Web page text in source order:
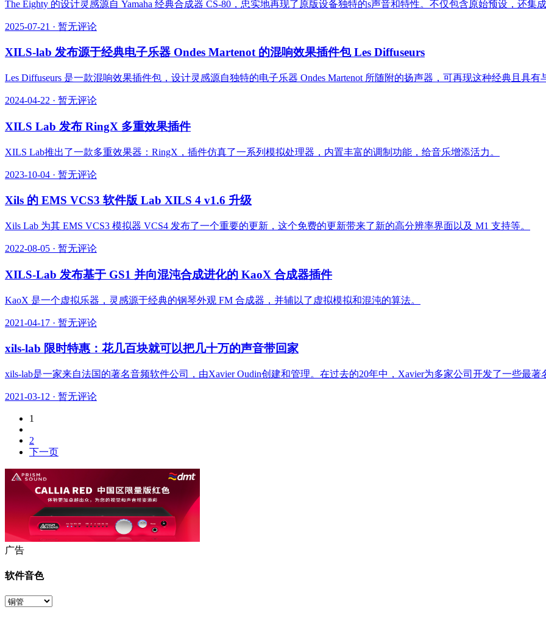
The Eighty 的设计灵感源自 Yamaha 经典合成器 CS-80，忠实地再现了原版设备独特的s声音和特性。不仅包含原始预设，还集
2025-07-21 · 暂无评论
XILS-lab 发布源于经典电子乐器 Ondes Martenot 的混响效果插件包 Les Diffuseurs
Les Diffuseurs 是一款混响效果插件包，设计灵感源自独特的电子乐器 Ondes Martenot 所随附的扬声器，可再现这种经典且具有
2024-04-22 · 暂无评论
XILS Lab 发布 RingX 多重效果插件
XILS Lab推出了一款多重效果器：RingX，插件仿真了一系列模拟处理器，内置丰富的调制功能，给音乐增添活力。
2023-10-04 · 暂无评论
Xils 的 EMS VCS3 软件版 Lab XILS 4 v1.6 升级
Xils Lab 为其 EMS VCS3 模拟器 VCS4 发布了一个重要的更新，这个免费的更新带来了新的高分辨率界面以及 M1 支持等。
2022-08-05 · 暂无评论
XILS-Lab 发布基于 GS1 并向混沌合成进化的 KaoX 合成器插件
KaoX 是一个虚拟乐器，灵感源于经典的钢琴外观 FM 合成器，并辅以了虚拟模拟和混沌的算法。
2021-04-17 · 暂无评论
xils-lab 限时特惠：花几百块就可以把几十万的声音带回家
xils-lab是一家来自法国的著名音频软件公司，由Xavier Oudin创建和管理。在过去的20年中，Xavier为多家公司开发了一些最
2021-03-12 · 暂无评论
1
2
下一页
广告
软件音色